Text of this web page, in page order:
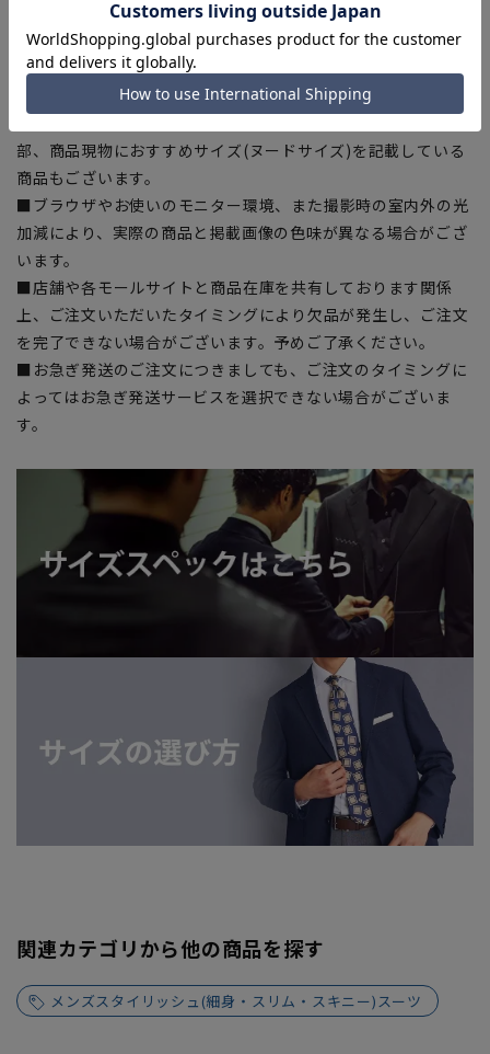
■ゆとり感には個人差があります。サイズ表を確認の上、ご購
入の目安としてご利用ください。
■生地や仕様・デザインにより、着用感や実際のサイズ表に若
干の誤差が生じる場合がございます。予めご了承ください。
部、商品現物におすすめサイズ(ヌードサイズ)を記載している
商品もございます。
■ブラウザやお使いのモニター環境、また撮影時の室内外の光
加減により、実際の商品と掲載画像の色味が異なる場合がござ
います。
■店舗や各モールサイトと商品在庫を共有しております関係
上、ご注文いただいたタイミングにより欠品が発生し、ご注文
を完了できない場合がございます。予めご了承ください。
■お急ぎ発送のご注文につきましても、ご注文のタイミングに
よってはお急ぎ発送サービスを選択できない場合がございま
す。
関連カテゴリから他の商品を探す
メンズスタイリッシュ(細身・スリム・スキニー)スーツ